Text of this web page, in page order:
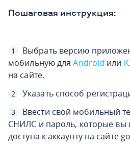
Пошаговая инструкция:
Выбрать версию
мобильную дляAndroid или
на сайте.
Указать способ
Ввести свой мобильный
СНИЛС и пароль, которые вы
доступа к аккаунту на сайте